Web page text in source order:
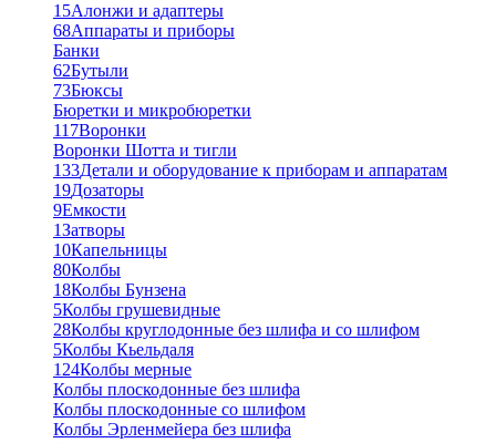
15Алонжи и адаптеры
68Аппараты и приборы
Банки
62Бутыли
73Бюксы
Бюретки и микробюретки
117Воронки
Воронки Шотта и тигли
133Детали и оборудование к приборам и аппаратам
19Дозаторы
9Емкости
1Затворы
10Капельницы
80Колбы
18Колбы Бунзена
5Колбы грушевидные
28Колбы круглодонные без шлифа и со шлифом
5Колбы Кьельдаля
124Колбы мерные
Колбы плоскодонные без шлифа
Колбы плоскодонные со шлифом
Колбы Эрленмейера без шлифа